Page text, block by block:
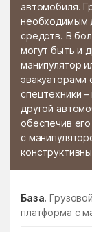
автомобиля.
необходимым
средств. В
могут быть и
манипулятор
эвакуаторами
спецтехники
другой
обеспечив
с
База.
платформа с